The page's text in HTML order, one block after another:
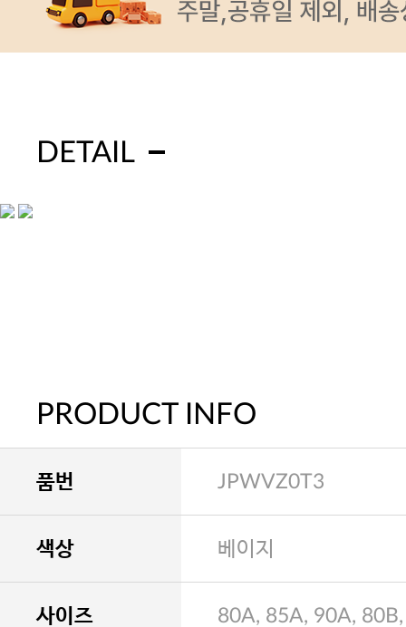
DETAIL
PRODUCT INFO
품번 JPWVZ0T3
색상 베이지
사이즈 80A, 85A, 90A,